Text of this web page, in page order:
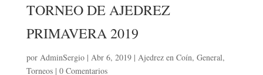
TORNEO DE AJEDREZ
PRIMAVERA 2019
por AdminSergio| Abr 6, 2019| Ajedrez en Coín, General,
Torneos| 0 Comentarios